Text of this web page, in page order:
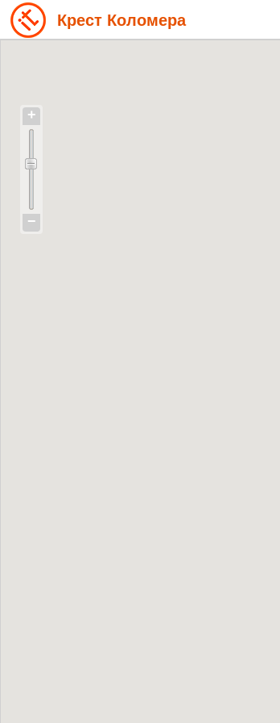
Крест Коломера
+
−